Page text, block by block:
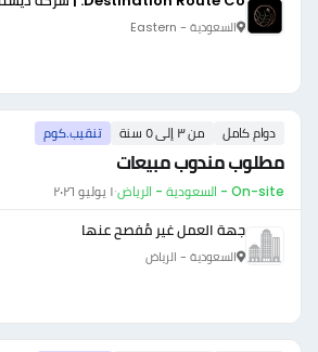
السعودية - Eastern
دوام كامل من ٣ إلى ٥ سنة تنقيب.كوم
مطلوب مندوب مبيعات
On-site - السعودية - الرياض ·١ يوليو ٢٠٢٦
جهة العمل غير مُفصح عنها
السعودية - الرياض